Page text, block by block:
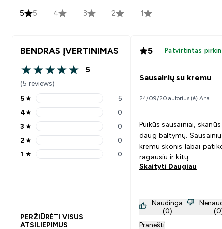
5 5 4 3 2 1
BENDRAS ĮVERTINIMAS
5 out of 5 stars
5
(5 reviews)
5 stars rating 5 reviews
5★ 5
4 stars rating 0 reviews
4★ 0
3 stars rating 0 reviews
3 ★ 0
2 stars rating 0 reviews
2★ 0
1 stars rating 0 reviews
1 ★ 0
PERŽIŪRĖTI VISUS
ATSILIEPIMUS
5 Patvirtintas
Sausainių su kremu
24/09/20 autorius (ė) Ana
Puikūs sausainiai,
daug baltymų.
kremu skonis labai
ragausiu ir kitų.
Skaityti Daugiau
Naudinga
(0)
Pranešti